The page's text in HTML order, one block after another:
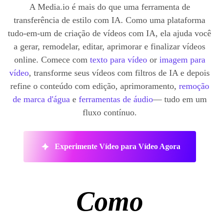
A Media.io é mais do que uma ferramenta de
transferência de estilo com IA. Como uma plataforma
tudo-em-um de criação de vídeos com IA, ela ajuda você
a gerar, remodelar, editar, aprimorar e finalizar vídeos
online. Comece com texto para vídeoor imagem para
vídeo, transforme seus vídeos com filtros de IA e depois
refine o conteúdo com edição, aprimoramento, remoção
de marca d'águae ferramentas de áudio— tudo em um
fluxo contínuo.
Experimente Vídeo para Vídeo Agora
Como